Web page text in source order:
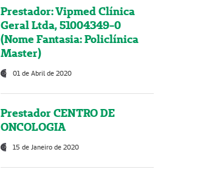
Prestador: Vipmed Clínica
Geral Ltda, 51004349-0
(Nome Fantasia: Policlínica
Master)
01 de Abril de 2020
Prestador CENTRO DE
ONCOLOGIA
15 de Janeiro de 2020